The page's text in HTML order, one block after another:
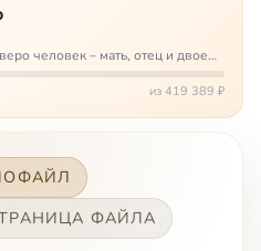
человек – мать, отец и двое
крепость. У них столько проблем
много семей. Трое из четверых
из 419 389 ₽
ФАЙЛА